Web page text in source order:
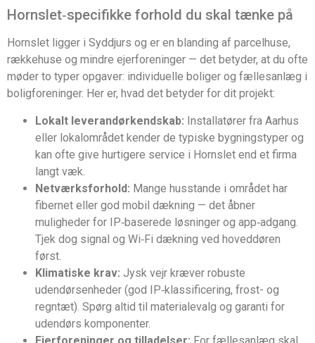
Hornslet‑specifikke forhold du skal tænke på
Hornslet ligger i Syddjurs og er en blanding af parcelhuse,
rækkehuse og mindre ejerforeninger — det betyder, at du ofte
møder to typer opgaver: individuelle boliger og fællesanlæg i
boligforeninger. Her er, hvad det betyder for dit projekt:
Lokalt leverandørkendskab: Installatører fra Aarhus
eller lokalområdet kender de typiske bygningstyper og
kan ofte give hurtigere service i Hornslet end et firma
langt væk.
Netværksforhold: Mange husstande i området har
fibernet eller god mobil dækning — det åbner
muligheder for IP‑baserede løsninger og app‑adgang.
Tjek dog signal og Wi‑Fi dækning ved hoveddøren
først.
Klimatiske krav: Jysk vejr kræver robuste
udendørsenheder (god IP‑klassificering, frost- og
regntæt). Spørg altid til materialevalg og garanti for
udendørs komponenter.